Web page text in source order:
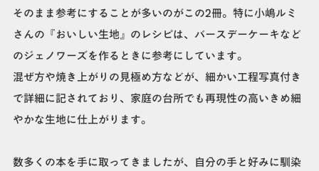
そのまま参考にすることが多いのがこの2冊。特に小嶋ルミ
さんの『おいしい生地』のレシピは、バースデーケーキなど
のジェノワーズを作るときに参考にしています。
混ぜ方や焼き上がりの見極め方などが、細かい工程写真付き
で詳細に記されており、家庭の台所でも再現性の高いきめ細
やかな生地に仕上がります。
数多くの本を手に取ってきましたが、自分の手と好みに馴染